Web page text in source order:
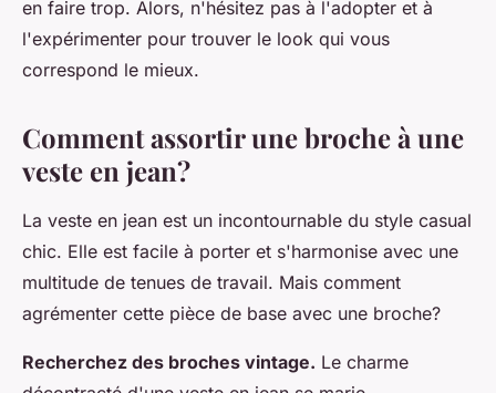
en faire trop. Alors, n'hésitez pas à l'adopter et à
l'expérimenter pour trouver le look qui vous
correspond le mieux.
Comment assortir une broche à une
veste en jean?
La veste en jean est un incontournable du style casual
chic. Elle est facile à porter et s'harmonise avec une
multitude de tenues de travail. Mais comment
agrémenter cette pièce de base avec une broche?
Recherchez des broches vintage. Le charme